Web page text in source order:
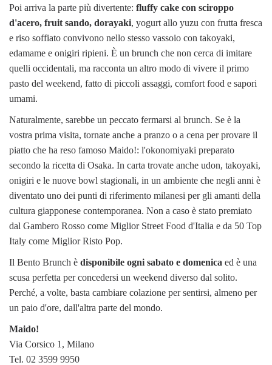
Poi arriva la parte più divertente: fluffy cake con sciroppo
d'acero, fruit sando, dorayaki, yogurt allo yuzu con frutta fresca
e riso soffiato convivono nello stesso vassoio con takoyaki,
edamame e onigiri ripieni. È un brunch che non cerca di imitare
quelli occidentali, ma racconta un altro modo di vivere il primo
pasto del weekend, fatto di piccoli assaggi, comfort food e sapori
umami.
Naturalmente, sarebbe un peccato fermarsi al brunch. Se è la
vostra prima visita, tornate anche a pranzo o a cena per provare il
piatto che ha reso famoso Maido!: l'okonomiyaki preparato
secondo la ricetta di Osaka. In carta trovate anche udon, takoyaki,
onigiri e le nuove bowl stagionali, in un ambiente che negli anni è
diventato uno dei punti di riferimento milanesi per gli amanti della
cultura giapponese contemporanea. Non a caso è stato premiato
dal Gambero Rosso come Miglior Street Food d'Italia e da 50 Top
Italy come Miglior Risto Pop.
Il Bento Brunch è disponibile ogni sabato e domenica ed è una
scusa perfetta per concedersi un weekend diverso dal solito.
Perché, a volte, basta cambiare colazione per sentirsi, almeno per
un paio d'ore, dall'altra parte del mondo.
Maido!
Via Corsico 1, Milano
Tel. 02 3599 9950